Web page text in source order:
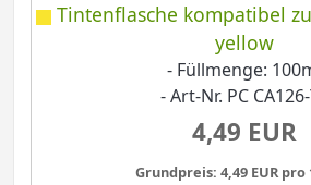
Tintenflasche kompatibel
yellow
- Füllmenge:
- Art-Nr. PC CA126-
4,49 EUR
Grundpreis: 4,49 EUR pro